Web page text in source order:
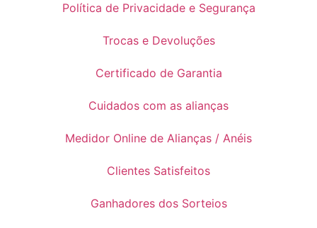
Política de Privacidade e Segurança
Trocas e Devoluções
Certificado de Garantia
Cuidados com as alianças
Medidor Online de Alianças / Anéis
Clientes Satisfeitos
Ganhadores dos Sorteios